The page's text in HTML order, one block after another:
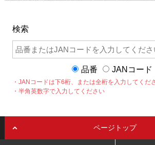
検索
品番 JANコード
・JANコードは下6桁、または全桁を入力してくだ
・半角英数字で入力してください
ページトップ